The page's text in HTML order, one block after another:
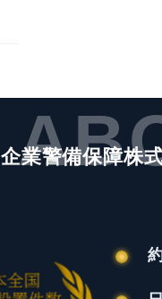
企業警備保障株